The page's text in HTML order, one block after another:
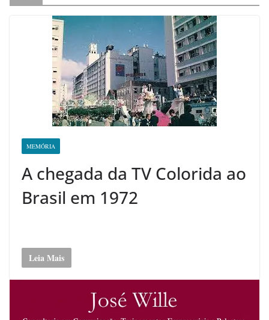
MEMÓRIA
A chegada da TV Colorida ao
Brasil em 1972
Leia Mais